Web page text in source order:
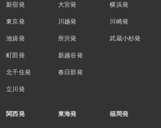
新宿発
東京発
池袋発
町田発
北千住発
立川発
大宮発
川越発
所沢発
新越谷発
春日部発
横浜発
川崎発
武蔵小杉発
関西発 東海発 福岡発